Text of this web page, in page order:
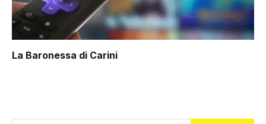
La Baronessa di Carini